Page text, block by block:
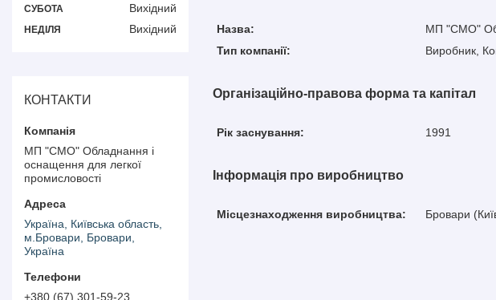
Назва:
МП "СМО"
Тип компанії:
Виробник,
Організаційно-правова форма та капітал
Рік заснування: 1991
Інформація про виробництво
Місцезнаходження виробництва: Бровари
СУБОТА Вихідний
НЕДІЛЯ Вихідний
КОНТАКТИ
МП "СМО" Обладнання і
оснащення для легкої
промисловості
Україна, Київська область,
м.Бровари, Бровари,
Україна
+380 (67) 301-59-23